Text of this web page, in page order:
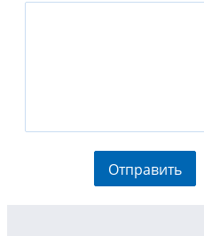
Отправить